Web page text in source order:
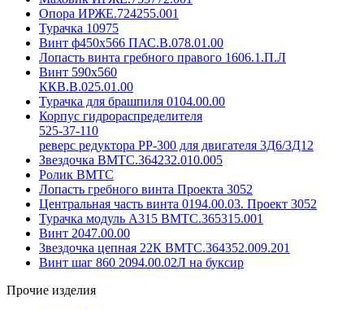
Опора ИРЖЕ.724255.001
Турачка 10975
Винт ф450х566 ПАС.В.078.01.00
Лопасть винта гребного правого 1606.1.П.Л
Винт 590х560
ККВ.В.025.01.00
Турачка для брашпиля 0104.00.00
Корпус гидрораспределителя
525-37-110
реверс редуктора РР-300 для двигателя 3Д6/3Д12
Звездочка ВМТС.364232.010.005
Ролик ВМТС
Лопасть гребного винта Проекта 3052
Центральная часть винта 0194.00.03. Проект 3052
Турачка модуль А315 ВМТС.365315.001
Винт 2047.00.00
Звездочка цепная 22К ВМТС.364352.009.201
Винт шаг 860 2094.00.02Л на буксир
Прочие изделия